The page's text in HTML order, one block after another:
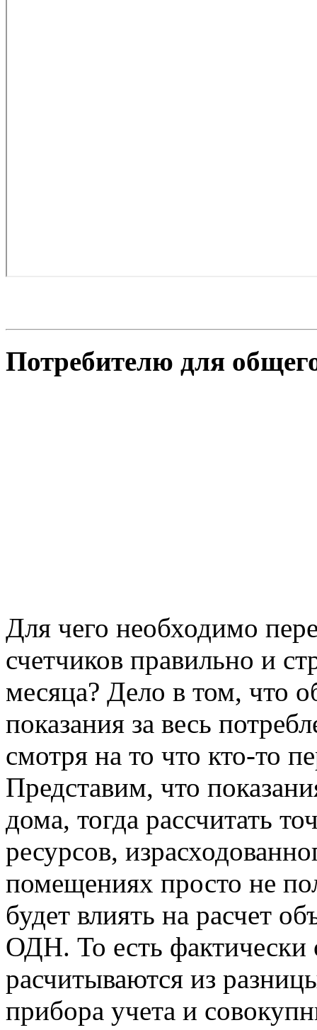
Потребителю для
Для чего необходимо
счетчиков правильно и
месяца? Дело в том, что
показания за весь
смотря на то что кто-то
Представим, что
дома, тогда рассчитать
ресурсов,
помещениях просто не
будет влиять на расчет
ОДН. То есть
расчитываются из
прибора учета и